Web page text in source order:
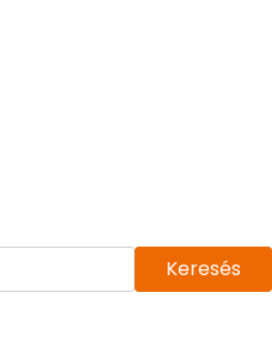
Keresés